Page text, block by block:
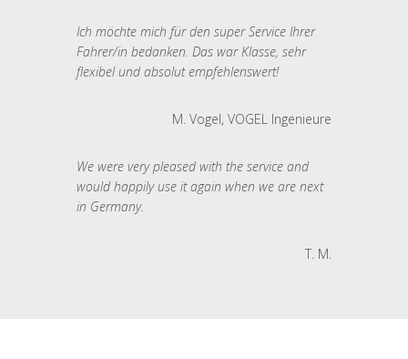
Ich möchte mich für den super Service Ihrer
Fahrer/in bedanken. Das war Klasse, sehr
flexibel und absolut empfehlenswert!
M. Vogel, VOGEL Ingenieure
We were very pleased with the service and
would happily use it again when we are next
in Germany.
T. M.